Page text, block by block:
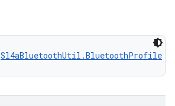
Sl4aBluetoothUtil.BluetoothProfile